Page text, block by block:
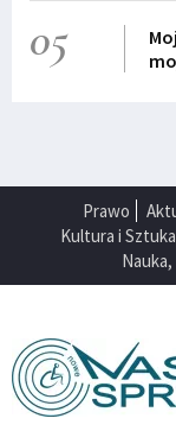
05
Prawo
Kultura i Sztuka